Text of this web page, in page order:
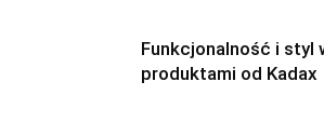
Funkcjonalność i styl
produktami od Kadax